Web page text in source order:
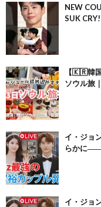
NEW
SUK CRY!
【🇰🇷韓
ソウル旅
イ・ジョ
らかに――
イ・ジョ